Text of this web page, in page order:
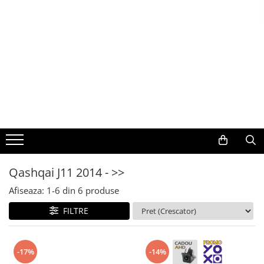
Volkswagen
Audi
Mercedes Benz
Ford
Skoda
Qashqai J11 2014 - >>
Afiseaza: 1-6 din 6 produse
FILTRE
-17% -14%